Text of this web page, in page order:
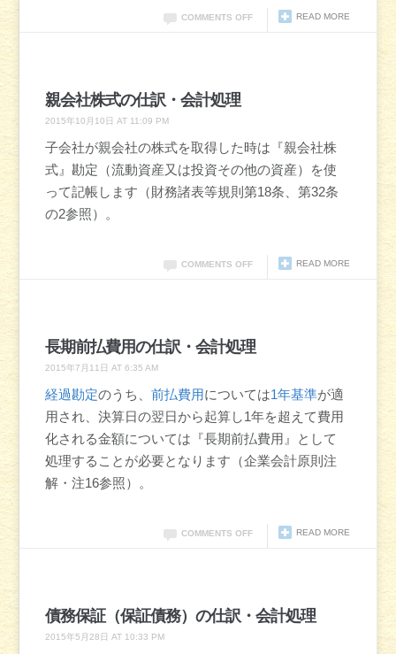
READ MORE
COMMENTS OFF
親会社株式の仕訳・会計処理
2015年10月10日 AT 11:09 PM
子会社が親会社の株式を取得した時は『親会社株
式』勘定（流動資産又は投資その他の資産）を使
って記帳します（財務諸表等規則第18条、第32条
の2参照）。
READ MORE
COMMENTS OFF
長期前払費用の仕訳・会計処理
2015年7月11日 AT 6:35 AM
経過勘定のうち、前払費用については1年基準が適
用され、決算日の翌日から起算し1年を超えて費用
化される金額については『長期前払費用』として
処理することが必要となります（企業会計原則注
解・注16参照）。
READ MORE
COMMENTS OFF
債務保証（保証債務）の仕訳・会計処理
2015年5月28日 AT 10:33 PM